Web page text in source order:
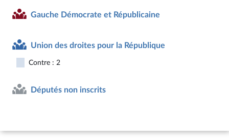
Gauche Démocrate et Républicaine
Union des droites pour la République
Contre : 2
Députés non inscrits